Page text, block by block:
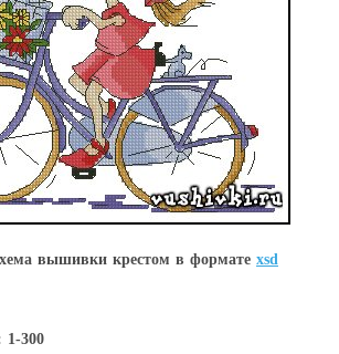
вышивки крестом в форматe xsd
1-300